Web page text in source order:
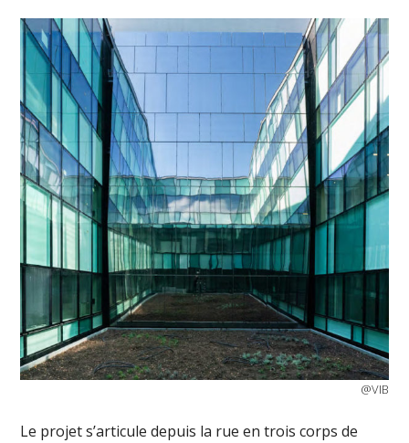
@VIB
Le projet s’articule depuis la rue en trois corps de